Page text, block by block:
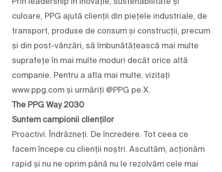
culoare, PPG ajută clienții din piețele industriale, de
transport, produse de consum și construcții, precum
și din post-vânzări, să îmbunătățească mai multe
suprafețe în mai multe moduri decât orice altă
companie. Pentru a afla mai multe, vizitați
www.ppg.com și urmăriți @PPG pe X.
The PPG Way 2030
Suntem campionii clienților
Proactivi. Îndrăzneți. De încredere. Tot ceea ce
facem începe cu clienții noștri. Ascultăm, acționăm
rapid și nu ne oprim până nu le rezolvăm cele mai